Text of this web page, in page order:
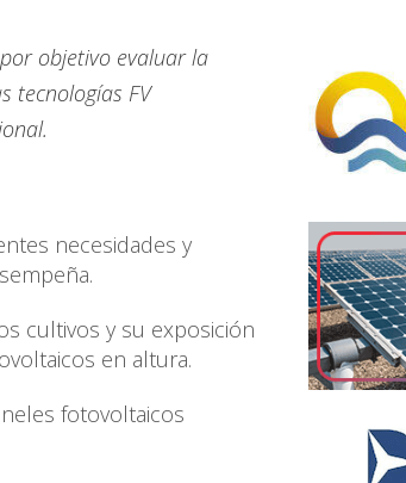
objetivo evaluar la
tecnologías FV
necesidades y
cultivos y su exposición
en altura.
fotovoltaicos